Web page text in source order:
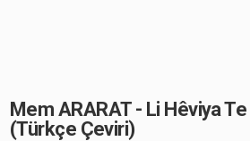
Mem ARARAT - Li Hêviya
(Türkçe Çeviri)